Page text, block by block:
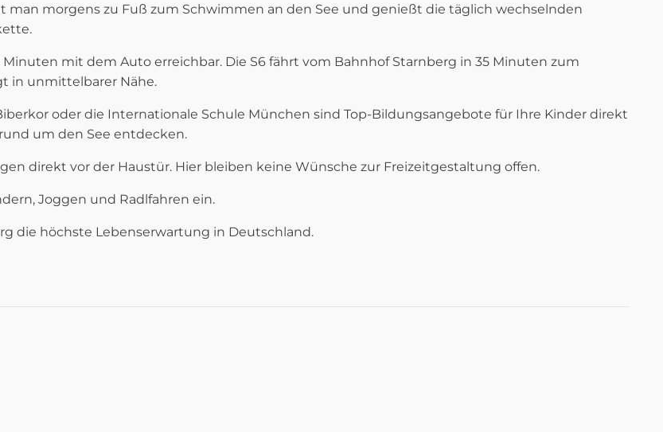
morgens zu Fuß zum Schwimmen an den See und genießt die täglich wechselnden
mit dem Auto erreichbar. Die S6 fährt vom Bahnhof Starnberg in 35 Minuten zum
in unmittelbarer Nähe.
oder die Internationale Schule München sind Top-Bildungsangebote für Ihre Kinder direkt
um den See entdecken.
direkt vor der Haustür. Hier bleiben keine Wünsche zur Freizeitgestaltung offen.
Joggen und Radlfahren ein.
die höchste Lebenserwartung in Deutschland.